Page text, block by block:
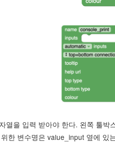
열을 입력 받아야 한다. 왼쪽 툴
한 변수명은 value_input 옆에 있